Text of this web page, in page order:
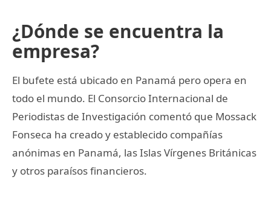
¿Dónde se encuentra la
empresa?
El bufete está ubicado en Panamá pero opera en
todo el mundo. El Consorcio Internacional de
Periodistas de Investigación comentó que Mossack
Fonseca ha creado y establecido compañías
anónimas en Panamá, las Islas Vírgenes Británicas
y otros paraísos financieros.